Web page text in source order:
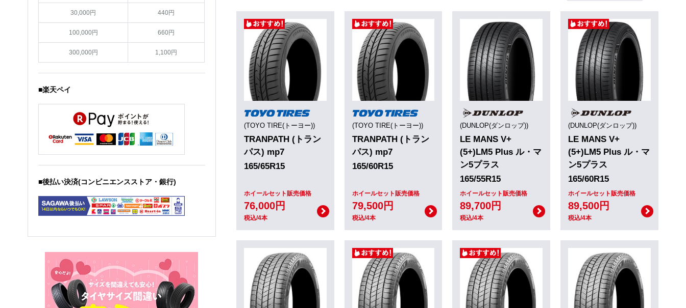
30,000円 440円
100,000円 660円
300,000円 1,100円
■楽天ペイ
■後払い決済(コンビニエンスストア・銀行)
(TOYO TIRE(トーヨー))
TRANPATH (トラン
パス) mp7
165/65R15
ホイールセット販売価格
76,000円
税込/4本
(TOYO TIRE(トーヨー))
TRANPATH (トラン
パス) mp7
165/60R15
ホイールセット販売価格
79,500円
税込/4本
(DUNLOP(ダンロップ))
LE MANS V+
(5+)LM5 Plus ル・マ
ン5プラス
165/55R15
ホイールセット販売価格
89,700円
税込/4本
(DUNLOP(ダンロップ))
LE MANS V+
(5+)LM5 Plus ル・マ
ン5プラス
165/60R15
ホイールセット販売価格
89,500円
税込/4本